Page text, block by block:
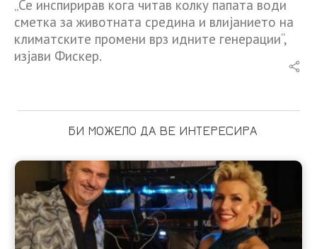
„Се инспирирав кога читав колку папата води
сметка за животната средина и влијанието на
климатските промени врз идните генерации“,
изјави Фискер.
БИ МОЖЕЛО ДА ВЕ ИНТЕРЕСИРА